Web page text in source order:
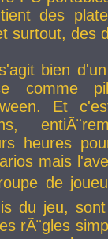
des
surtout, des
bien
comme
Et
heures
mais
de
du jeu,
rÃ¨gles